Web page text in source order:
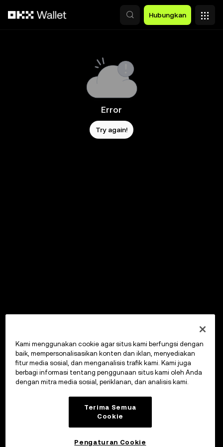
Hubungkan
Error
Try again!
Kami menggunakan cookie agar situs kami berfungsi dengan
baik, mempersonalisasikan konten dan iklan, menyediakan
fitur media sosial, dan menganalisis trafik kami. Kami juga
berbagi informasi tentang penggunaan situs kami oleh Anda
dengan mitra media sosial, periklanan, dan analisis kami.
Terima Semua
Cookie
Pengaturan Cookie